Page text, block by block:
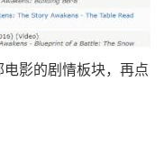
影的剧情板块，再点